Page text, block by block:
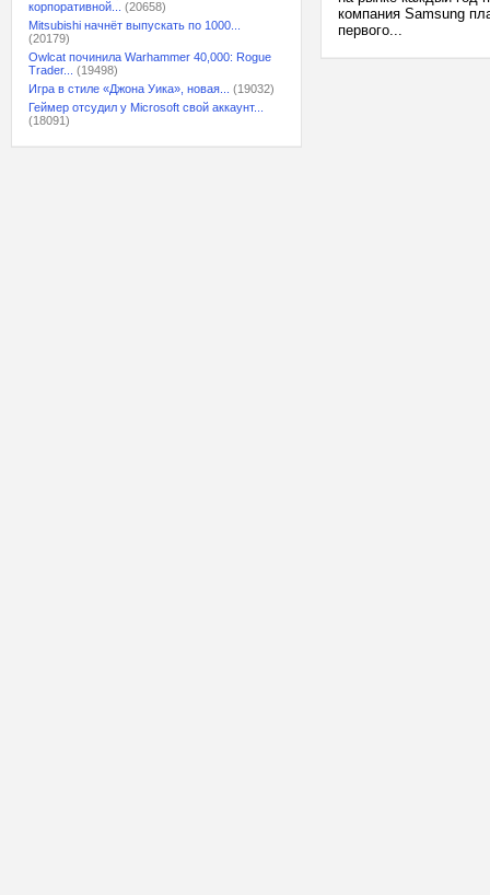
корпоративной...
(20658)
Mitsubishi начнёт выпускать по 1000...
(20179)
Owlcat починила Warhammer 40,000: Rogue
Trader...
(19498)
Игра в стиле «Джона Уика», новая...
(19032)
Геймер отсудил у Microsoft свой аккаунт...
(18091)
компания Samsung
первого...